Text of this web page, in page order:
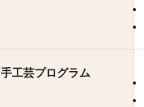
手工芸プログラム